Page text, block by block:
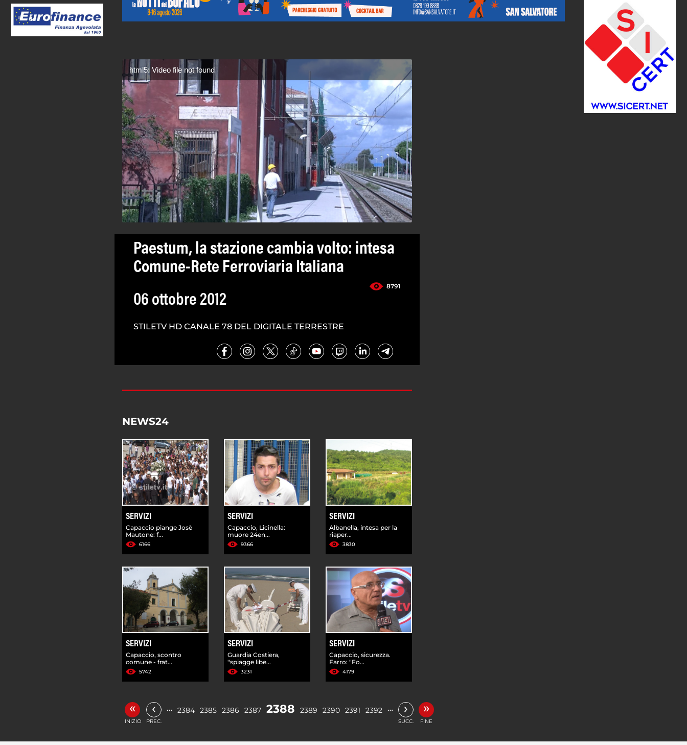
html5: Video file not found
Paestum, la stazione cambia volto: intesa
Comune-Rete Ferroviaria Italiana
8791
06 ottobre 2012
STILETV HD CANALE 78 DEL DIGITALE TERRESTRE
NEWS24
SERVIZI
Capaccio piange Josè
Mautone: f...
6166
SERVIZI
Capaccio, Licinella:
muore 24en...
9366
SERVIZI
Albanella, intesa per la
riaper...
3830
SERVIZI
Capaccio, scontro
comune - frat...
5742
SERVIZI
Guardia Costiera,
"spiagge libe...
3231
SERVIZI
Capaccio, sicurezza.
Farro: "Fo...
4179
«
INIZIO
‹
PREC.
… 2384 2385 2386 2387 2388 2389 2390 2391 2392 … ›
SUCC.
»
FINE